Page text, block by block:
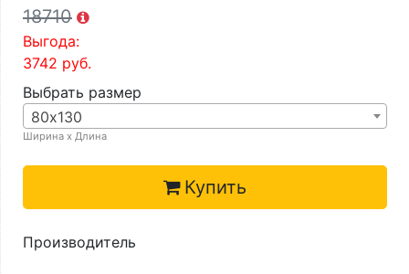
18710
Выгода:
3742 руб.
Выбрать размер
80х130
Ширина х Длина
Купить
Производитель